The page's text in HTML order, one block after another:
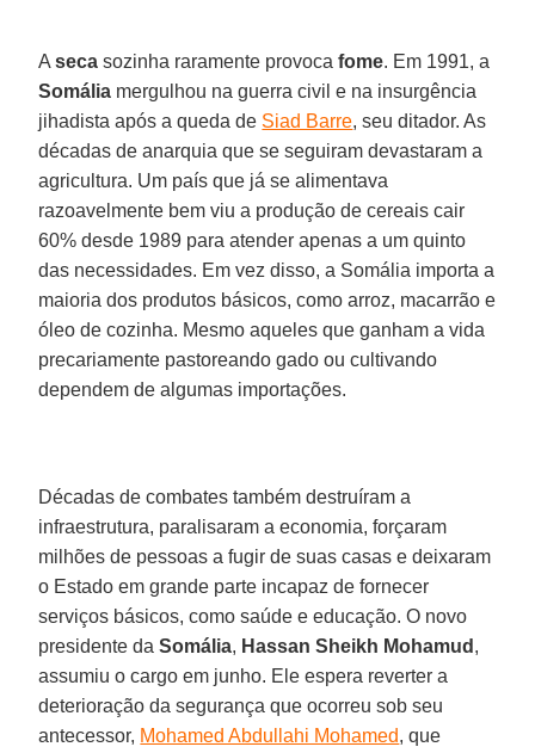
Aseca sozinha raramente provocafome. Em 1991, a
Somália mergulhou na guerra civil e na insurgência
jihadista após a queda de Siad Barre, seu ditador. As
décadas de anarquia que se seguiram devastaram a
agricultura. Um país que já se alimentava
razoavelmente bem viu a produção de cereais cair
60% desde 1989 para atender apenas a um quinto
das necessidades. Em vez disso, a Somália importa a
maioria dos produtos básicos, como arroz, macarrão e
óleo de cozinha. Mesmo aqueles que ganham a vida
precariamente pastoreando gado ou cultivando
dependem de algumas importações.
Décadas de combates também destruíram a
infraestrutura, paralisaram a economia, forçaram
milhões de pessoas a fugir de suas casas e deixaram
o Estado em grande parte incapaz de fornecer
serviços básicos, como saúde e educação. O novo
presidente daSomália, Hassan Sheikh Mohamud ,
assumiu o cargo em junho. Ele espera reverter a
deterioração da segurança que ocorreu sob seu
antecessor, Mohamed Abdullahi Mohamed, que